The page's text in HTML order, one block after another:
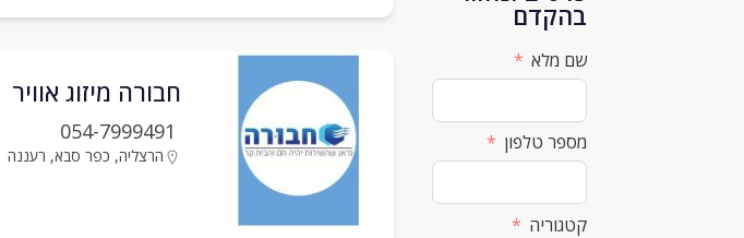
בהקדם
שם מלא
מספר טלפון
קטגוריה
חבורה מיזוג אוויר
054-7999491
הרצליה, כפר סבא, רעננה